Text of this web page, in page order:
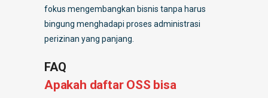
fokus mengembangkan bisnis tanpa harus
bingung menghadapi proses administrasi
perizinan yang panjang.
FAQ
Apakah daftar OSS bisa